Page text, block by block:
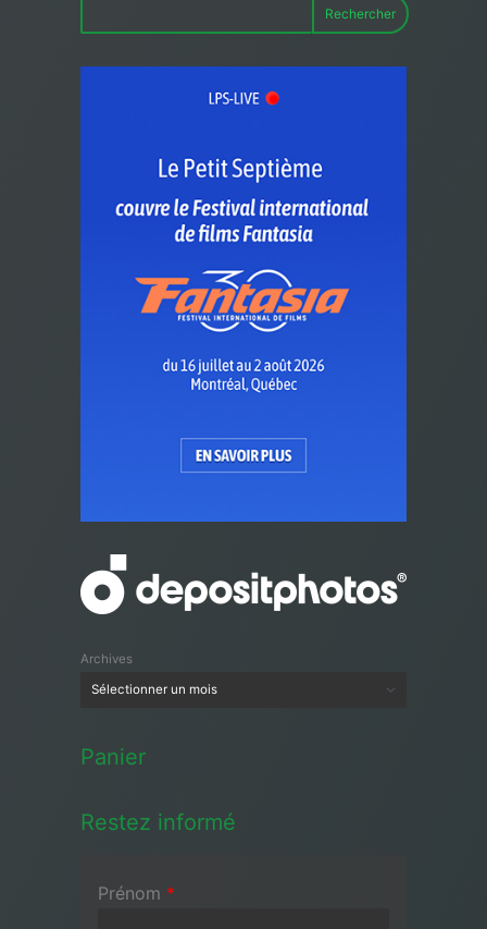
Rechercher
Archives
Panier
Restez informé
Prénom *